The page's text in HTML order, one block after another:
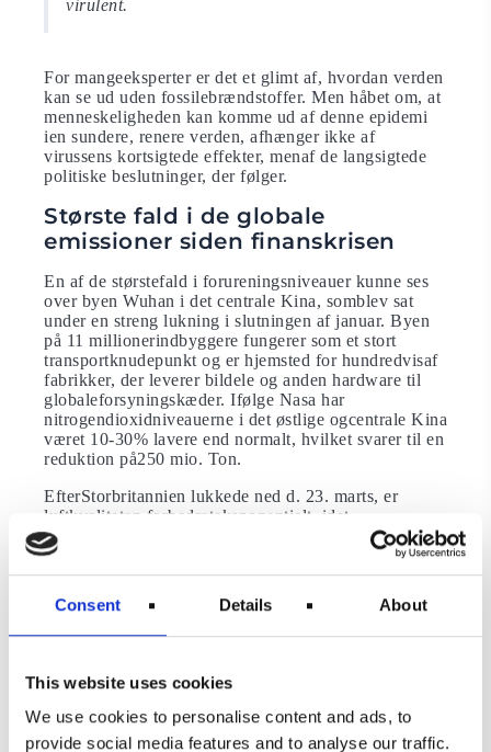
Consent Details About
This website uses cookies
We use cookies to personalise content and ads, to
provide social media features and to analyse our traffic.
virulent.
For mangeeksperter er det et glimt af, hvordan verden
kan se ud uden fossilebrændstoffer. Men håbet om, at
menneskeligheden kan komme ud af denne epidemi
ien sundere, renere verden, afhænger ikke af
virussens kortsigtede effekter, menaf ​​de langsigtede
politiske beslutninger, der følger.
Største fald i de globale
emissioner siden finanskrisen
En af de størstefald i forureningsniveauer kunne ses
over byen Wuhan i det centrale Kina, somblev sat
under en streng lukning i slutningen af ​​januar. Byen
på 11 millionerindbyggere fungerer som et stort
transportknudepunkt og er hjemsted for hundredvisaf
fabrikker, der leverer bildele og anden hardware til
globaleforsyningskæder. Ifølge Nasa har
nitrogendioxidniveauerne i det østlige ogcentrale Kina
været 10-30% lavere end normalt, hvilket svarer til en
reduktion på250 mio. Ton.
EfterStorbritannien lukkede ned d. 23. marts, er
luftkvaliteten forbedreteksponentielt, idet
kvælstofdioxidniveauet (NO2) faldt med 60% nogle
steder, ogluftforurening i byer som London og
Glasgow faldt med halvdelen ifølge BBC.
I Californien harLA, ifølge Curbed, for nylig den
mest rene luft siden 1980, mens beboere i detnordlige
Lande såsomItalien, Sydkorea og Kina har også
opnået en betydelig reduktion af kulstofemissioner.